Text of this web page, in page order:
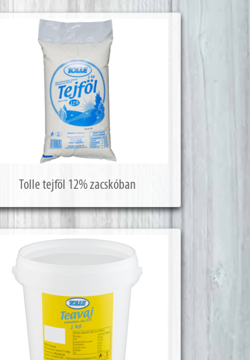
Tolle tejföl 12% zacskóban